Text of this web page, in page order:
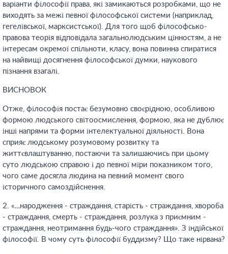
варіанти філософії права, які замикаються розробками, що не
виходять за межі певної філософської системи (наприклад,
гегелівської, марксистської). Для того щоб філософсько-
правова теорія відповідала загальнолюдським цінностям, а не
інтересам окремої спільноти, класу, вона повинна спиратися
на найвищі досягнення філософської думки, наукового
пізнання взагалі.
ВИСНОВОК
Отже, філософія постає безумовно своєрідною, особливою
формою людського світоосмислення, формою, яка не дублює
інші напрями та форми інтелектуальної діяльності. Вона
сприяє людському розумовому розвитку та
життєвлаштуванню, постаючи та залишаючись при цьому
суто людською справою і до певної міри показником того,
чого саме досягла людина на певний момент свого
історичного самоздійснення.
2. «…народження - страждання, старість - страждання, хвороба
- страждання, смерть - страждання, розлука з приємним -
страждання, неотримання будь-чого страждання». З індійської
філософії. В чому суть філософії буддизму? Що таке нірвана?